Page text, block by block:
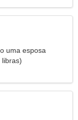
uma esposa